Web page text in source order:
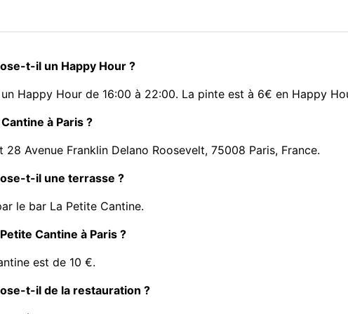
t-il un Happy Hour ?
Happy Hour de 16:00 à 22:00. La pinte est à 6€ en Happy
à Paris ?
Avenue Franklin Delano Roosevelt, 75008 Paris, France.
t-il une terrasse ?
le bar La Petite Cantine.
Cantine à Paris ?
est de 10 €.
t-il de la restauration ?